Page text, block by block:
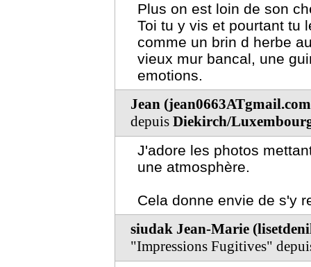
Plus on est loin de son
Toi tu y vis et pourtant tu
comme un brin d herbe
vieux mur bancal, une
emotions.
Jean
depuis Diekirch/
J'adore les photos
une atmosphère.
Cela donne envie de s'y
siudak Jean-Marie
"Impressions Fugitives"